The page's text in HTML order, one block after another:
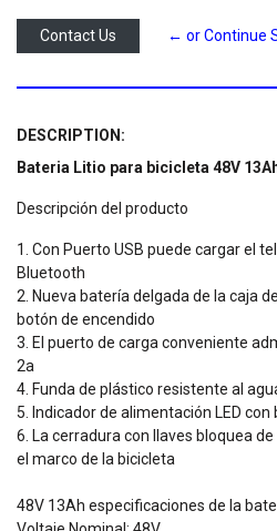
Contact Us ← or Continue
DESCRIPTION:
Bateria Litio para bicicleta 48V
Descripción del producto
1. Con Puerto USB puede cargar el
Bluetooth
2. Nueva batería delgada de la caja
botón de encendido
3. El puerto de carga conveniente
2a
4. Funda de plástico resistente al
5. Indicador de alimentación LED
6. La cerradura con llaves bloquea
el marco de la bicicleta
48V 13Ah especificaciones de la